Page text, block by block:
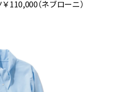
110,000（ネブローニ）